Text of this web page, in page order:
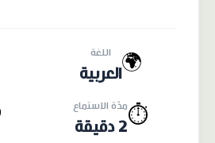
🌍 اللغة
العربية
⏱️مدّة الاستماع
2 دقيقة